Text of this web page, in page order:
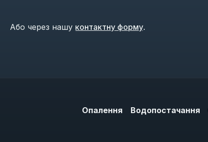
Або через нашу контактну форму.
Опалення Водопостачання